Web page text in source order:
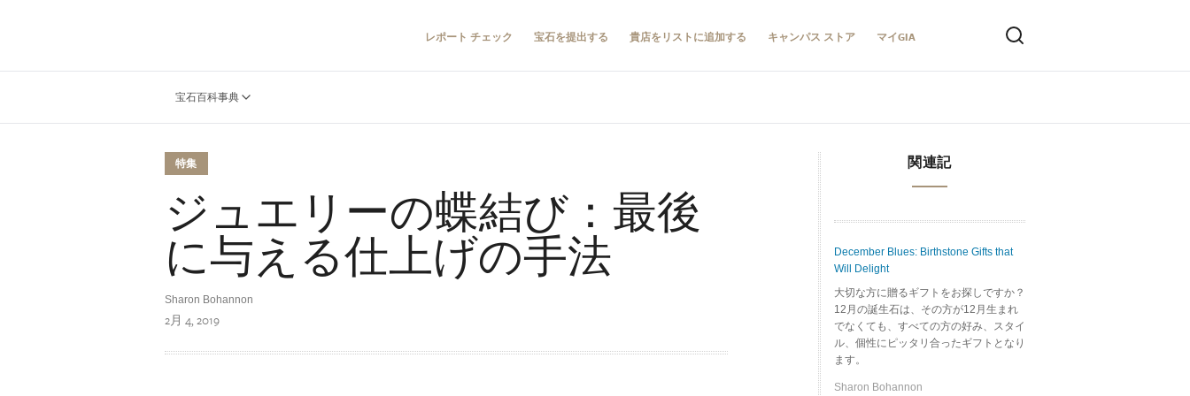
レポート チェック 宝石を提出する 貴店をリストに追加する キャンパス ストア マイGIA
宝石百科事典
特集
ジュエリーの蝶結び：最後
に与える仕上げの手法
Sharon Bohannon
2月 4, 2019
関連記
December Blues: Birthstone Gifts that
Will Delight
大切な方に贈るギフトをお探しですか？
12月の誕生石は、その方が12月生まれ
でなくても、すべての方の好み、スタイ
ル、個性にピッタリ合ったギフトとなり
ます。
Sharon Bohannon